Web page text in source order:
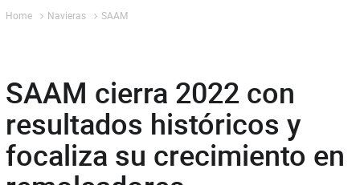
Home Navieras SAAM
SAAM cierra 2022 con
resultados históricos y
focaliza su crecimiento en